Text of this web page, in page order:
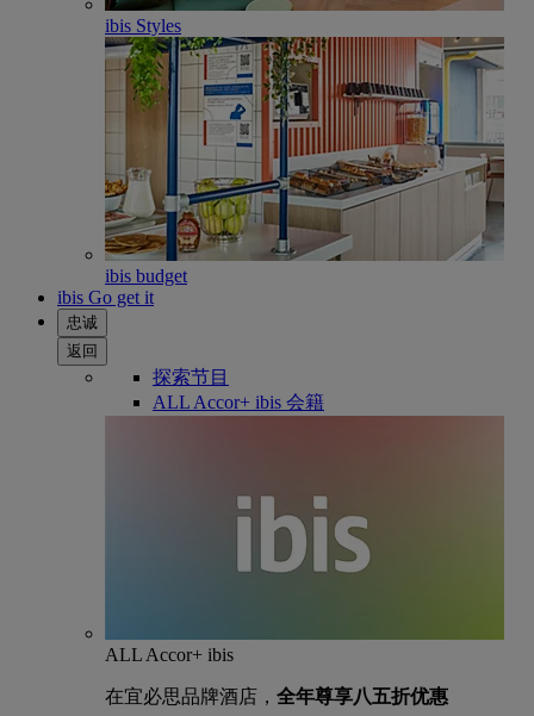
ibis Styles
ibis budget
ibis Go get it
忠诚
返回
探索节目
ALL Accor+ ibis 会籍
ALL Accor+ ibis
在宜必思品牌酒店， 全年尊享八五折优惠